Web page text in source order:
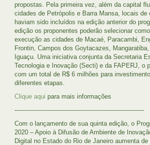
propostas. Pela primeira vez, além da capital
cidades de Petrópolis e Barra Mansa, locais de
haviam sido incluídos na edição anterior do
edição os proponentes poderão selecionar
execução as cidades de Macaé, Paracambi,
Frontin, Campos dos Goytacazes,
Iguaçu. Uma iniciativa conjunta da Secretaria
Tecnologia e Inovação (Secti) e da FAPERJ, o
com um total de R$ 6 milhões para
diferentes etapas.
Clique aqui para mais informações
-------------------------------------------------------------------
Com o lançamento de sua quinta edição, o
2020 – Apoio à Difusão de Ambiente de
Digital no Estado do Rio de Janeiro aumenta